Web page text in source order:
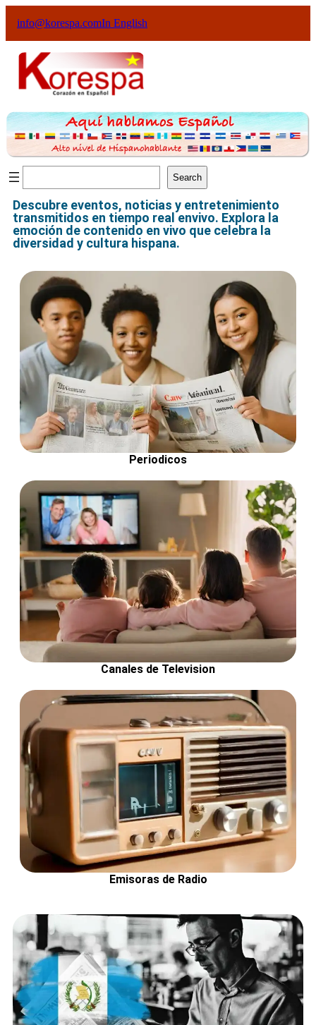
info@korespa.comIn English
Search
Descubre eventos, noticias y entretenimiento
transmitidos en tiempo real envivo. Explora la
emoción de contenido en vivo que celebra la
diversidad y cultura hispana.
Periodicos
Canales de Television
Emisoras de Radio